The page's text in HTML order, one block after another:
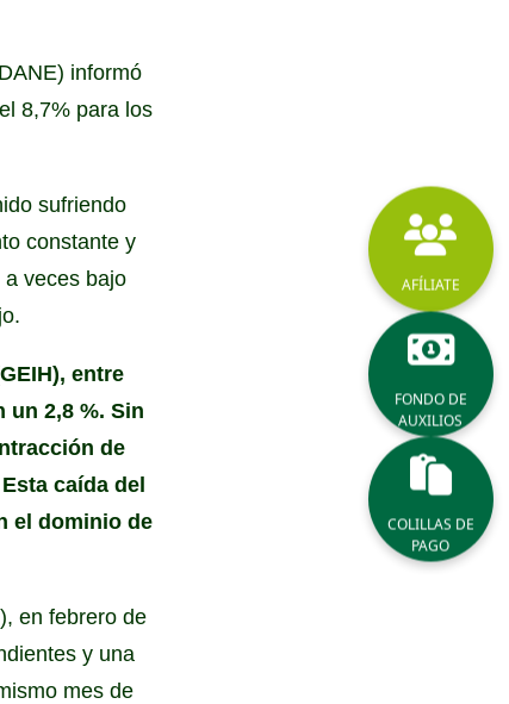
informó
8,7% para los
sufriendo
constante y
veces bajo
entre
un 2,8 %. Sin
de
caída del
el dominio de
en febrero de
y una
mes de
AFÍLIATE
FONDO DE
AUXILIOS
COLILLAS DE
PAGO